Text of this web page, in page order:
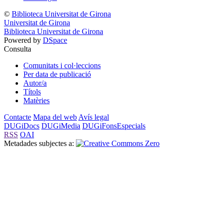
© Biblioteca Universitat de Girona
Universitat de Girona
Biblioteca Universitat de Girona
Powered by DSpace
Consulta
Comunitats i col·leccions
Per data de publicació
Autor/a
Títols
Matèries
Contacte Mapa del web Avís legal
DUGiDocs DUGiMedia DUGiFonsEspecials
RSS OAI
Metadades subjectes a: